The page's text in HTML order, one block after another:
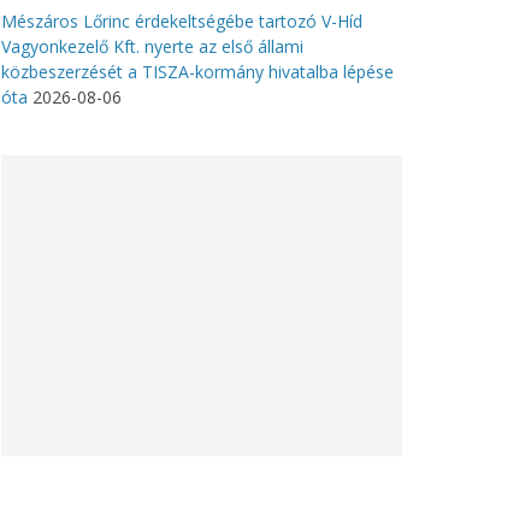
Mészáros Lőrinc érdekeltségébe tartozó V-Híd
Vagyonkezelő Kft. nyerte az első állami
közbeszerzését a TISZA-kormány hivatalba lépése
óta 2026-08-06